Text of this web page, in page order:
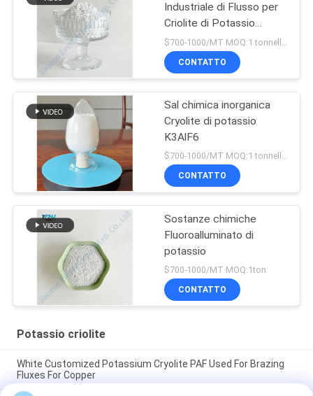
Industriale di Flusso per
Criolite di Potassio
Cristallina
CONTATTO
Sal chimica inorganica
Cryolite di potassio
K3AlF6
$700-1000/MT MOQ:1 tonnellata
CONTATTO
Sostanze chimiche
Fluoroalluminato di
potassio
$700-1000/MT MOQ:1ton
CONTATTO
Potassio criolite
White Customized Potassium Cryolite PAF Used For Brazing
Fluxes For Copper